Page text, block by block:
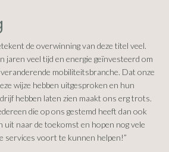
de overwinning van deze titel veel.
jaren veel tijd en energie geïnvesteerd om
mobiliteitsbranche. Dat onze
wijze hebben uitgesproken en hun
hebben laten zien maakt ons erg trots.
die op ons gestemd heeft dan ook
uit naar de toekomst en hopen nog vele
services voort te kunnen helpen!”